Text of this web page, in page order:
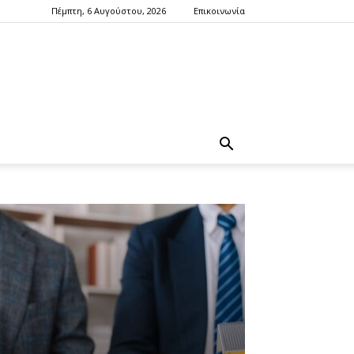
Πέμπτη, 6 Αυγούστου, 2026 Επικοινωνία